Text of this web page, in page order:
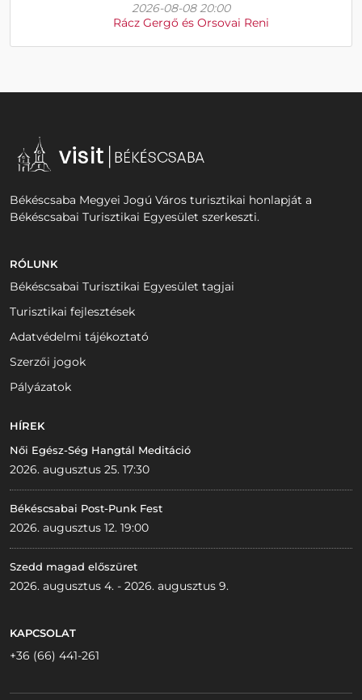
2026-08-08 20:00
Rácz Gergő és Orsovai Reni
Békéscsaba Megyei Jogú Város turisztikai honlapját a
Békéscsabai Turisztikai Egyesület szerkeszti.
RÓLUNK
Békéscsabai Turisztikai Egyesület tagjai
Turisztikai fejlesztések
Adatvédelmi tájékoztató
Szerzői jogok
Pályázatok
HÍREK
Női Egész-Ség Hangtál Meditáció
2026. augusztus 25. 17:30
Békéscsabai Post-Punk Fest
2026. augusztus 12. 19:00
Szedd magad előszüret
2026. augusztus 4. - 2026. augusztus 9.
KAPCSOLAT
+36 (66) 441-261